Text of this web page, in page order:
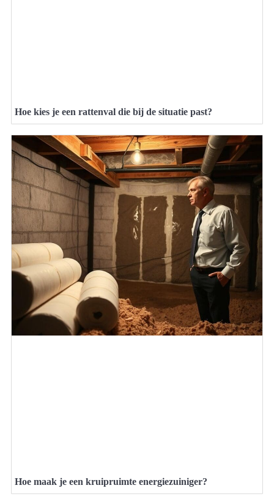
Hoe kies je een rattenval die bij de situatie past?
Hoe maak je een kruipruimte energiezuiniger?